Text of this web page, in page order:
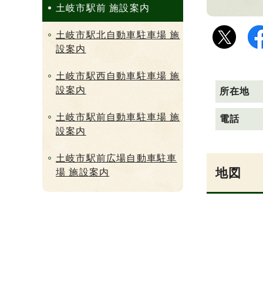
所在地
電話
地図
土岐市駅前 施設案内
土岐市駅北自動車駐車場 施
設案内
土岐市駅西自動車駐車場 施
設案内
土岐市駅前自動車駐車場 施
設案内
土岐市駅前広場自動車駐車
場 施設案内